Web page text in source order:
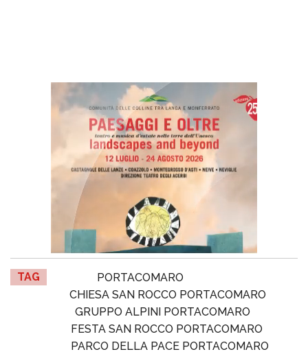
TAG
PORTACOMARO
CHIESA SAN ROCCO PORTACOMARO
GRUPPO ALPINI PORTACOMARO
FESTA SAN ROCCO PORTACOMARO
PARCO DELLA PACE PORTACOMARO